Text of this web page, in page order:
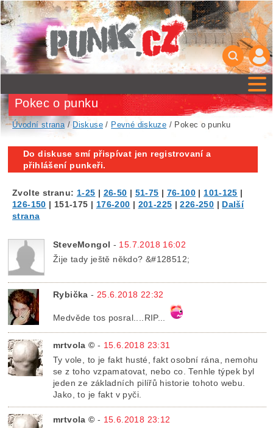
Pokec o punku
Úvodní strana/ Diskuse / Pevné diskuze / Pokec o punku
Do diskuse smí přispívat jen registrovaní a
přihlášení punkeři.
Zvolte stranu: 1-25 | 26-50 | 51-75 | 76-100| 101-125 |
126-150 | 151-175 | 176-200 | 201-225 |226-250 | Další
strana
SteveMongol - 15.7.2018 16:02
Žije tady ještě někdo? &#128512;
Rybička - 25.6.2018 22:32
Medvěde tos posral....RIP...
mrtvola © - 15.6.2018 23:31
Ty vole, to je fakt husté, fakt osobní rána, nemohu
se z toho vzpamatovat, nebo co. Tenhle týpek byl
jeden ze základních pilířů historie tohoto webu.
Jako, to je fakt v pyči.
mrtvola © - 15.6.2018 23:12